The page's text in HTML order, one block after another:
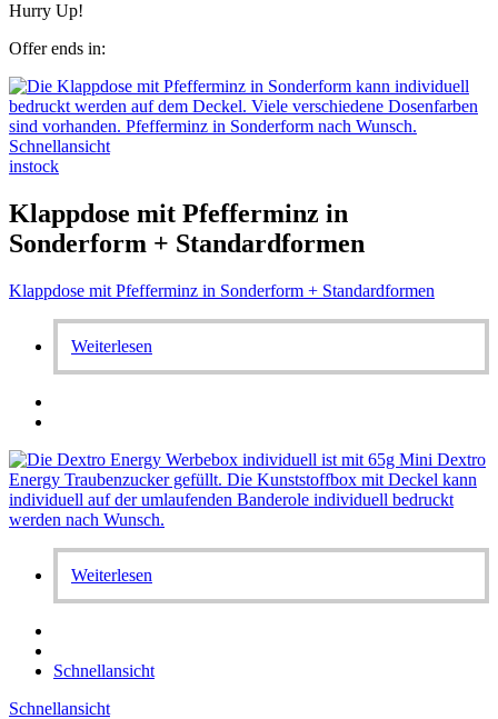
Hurry Up!
Offer ends in:
Schnellansicht
instock
Klappdose mit Pfefferminz in
Sonderform + Standardformen
Klappdose mit Pfefferminz in Sonderform + Standardformen
Weiterlesen
Weiterlesen
Schnellansicht
Schnellansicht